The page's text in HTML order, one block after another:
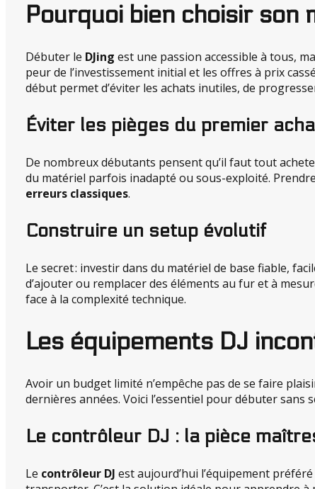
Pourquoi bien choisir son
Débuter le DJing est une passion accessible à tous,
peur de l’investissement initial et les offres à prix
début permet d’éviter les achats inutiles, de
Éviter les pièges du premier
De nombreux débutants pensent qu’il faut tout
du matériel parfois inadapté ou sous-exploité.
erreurs classiques.
Construire un setup évolutif
Le secret : investir dans du matériel de base fiable,
d’ajouter ou remplacer des éléments au fur et à
face à la complexité technique.
Les équipements DJ
Avoir un budget limité n’empêche pas de se faire
dernières années. Voici l’essentiel pour débuter sans
Le contrôleur DJ : la pièce
Le contrôleur DJ est aujourd’hui l’équipement